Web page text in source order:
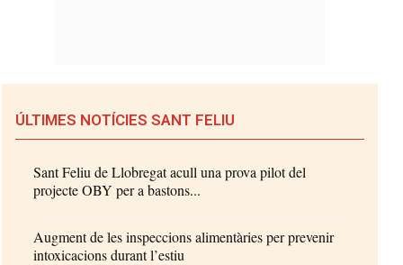
ÚLTIMES NOTÍCIES SANT FELIU
Sant Feliu de Llobregat acull una prova pilot del
projecte OBY per a bastons...
Augment de les inspeccions alimentàries per prevenir
intoxicacions durant l’estiu